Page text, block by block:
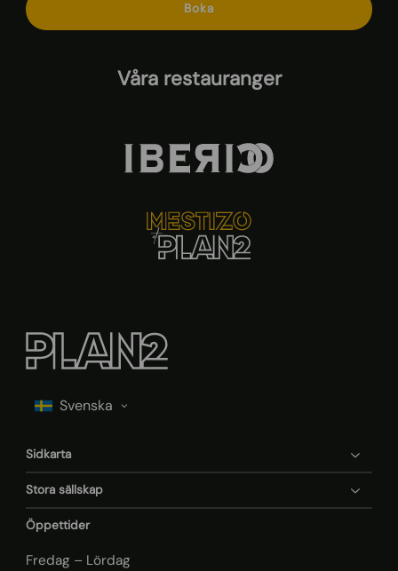
Boka
Våra restauranger
Sidkarta
Stora sällskap
Öppettider
Fredag – Lördag